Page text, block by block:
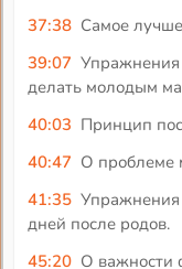
37:38 Самое
39:07 Упражнения
делать молодым
40:03 Принцип
40:47 О проблеме
41:35 Упражнения
дней после родов.
45:20 О важности